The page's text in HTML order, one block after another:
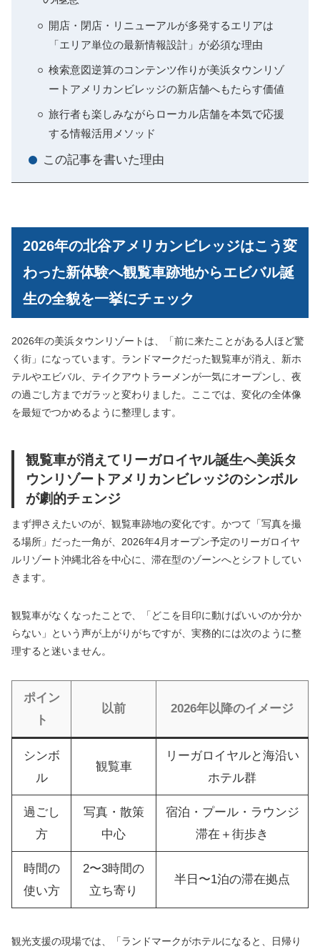
開店・閉店・リニューアルが多発するエリアは
「エリア単位の最新情報設計」が必須な理由
検索意図逆算のコンテンツ作りが美浜タウンリゾ
ートアメリカンビレッジの新店舗へもたらす価値
旅行者も楽しみながらローカル店舗を本気で応援
する情報活用メソッド
この記事を書いた理由
2026年の北谷アメリカンビレッジはこう変
わった新体験へ観覧車跡地からエビバル誕
生の全貌を一挙にチェック
2026年の美浜タウンリゾートは、「前に来たことがある人ほど驚
く街」になっています。ランドマークだった観覧車が消え、新ホ
テルやエビバル、テイクアウトラーメンが一気にオープンし、夜
の過ごし方までガラッと変わりました。ここでは、変化の全体像
を最短でつかめるように整理します。
観覧車が消えてリーガロイヤル誕生へ美浜タ
ウンリゾートアメリカンビレッジのシンボル
が劇的チェンジ
まず押さえたいのが、観覧車跡地の変化です。かつて「写真を撮
る場所」だった一角が、2026年4月オープン予定のリーガロイヤ
ルリゾート沖縄北谷を中心に、滞在型のゾーンへとシフトしてい
きます。
観覧車がなくなったことで、「どこを目印に動けばいいのか分か
らない」という声が上がりがちですが、実務的には次のように整
理すると迷いません。
ポイン
ト
以前 2026年以降のイメージ
シンボ
ル
観覧車
リーガロイヤルと海沿い
ホテル群
過ごし
方
写真・散策
中心
宿泊・プール・ラウンジ
滞在＋街歩き
時間の
使い方
2〜3時間の
立ち寄り
半日〜1泊の滞在拠点
観光支援の現場では、「ランドマークがホテルになると、日帰り